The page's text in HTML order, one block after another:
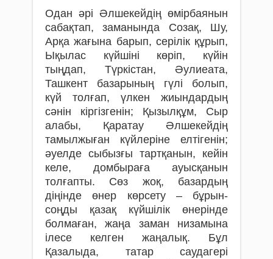
Одан әрі Әлшекейдің өмірбаянын
сабақтап, заманында Созақ, Шу,
Арқа жағына барып, серілік құрып,
Ықылас күйшіні көріп, күйін
тыңдап, Түркістан, Әулиеата,
Ташкент базарының гүлі болып,
күй толғап, үлкен жиындардың
сәнін кіргізгенін; Қызылқұм, Сыр
алабы, Қаратау Әлшекейдің
тамылжыған күйлеріне елтігенін;
әуелде сыбызғы тартқанын, кейін
келе, домбыраға ауысқанын
толғапты. Сөз жоқ, базардың
діңінде өнер көрсету – бұрын-
соңды қазақ күйшілік өнерінде
болмаған, жаңа заман низамына
ілесе келген жаңалық. Бұл
Қазалыда, татар саудагері